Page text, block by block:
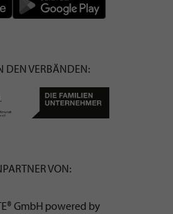
DEN VERBÄNDEN:
VON:
GmbH powered by